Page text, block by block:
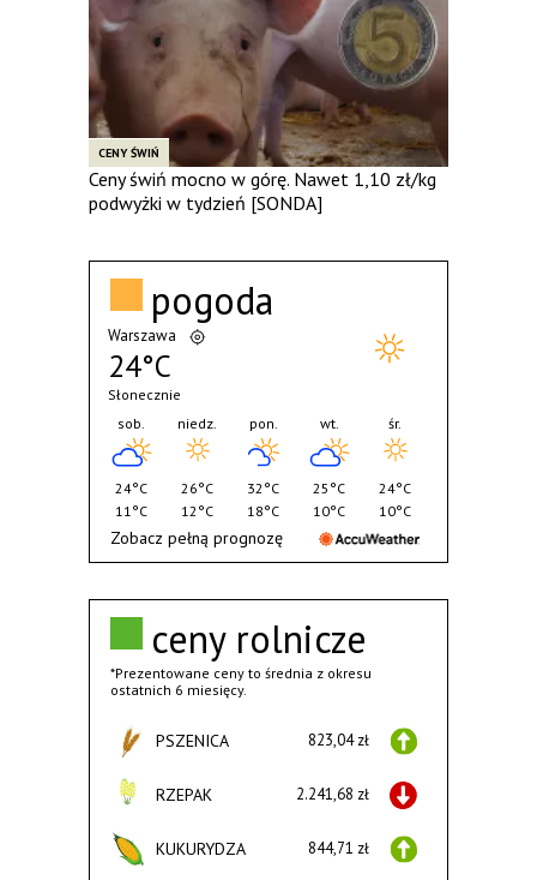
CENY ŚWIŃ
Ceny świń mocno w górę. Nawet 1,10 zł/kg
podwyżki w tydzień [SONDA]
ceny rolnicze
*Prezentowane ceny to średnia z okresu
ostatnich 6 miesięcy.
PSZENICA 823,04 zł
RZEPAK 2.241,68 zł
KUKURYDZA 844,71 zł
pogoda
Warszawa
24°C
Słonecznie
sob.
24°C
11°C
niedz.
26°C
12°C
pon.
32°C
18°C
wt.
25°C
10°C
śr.
24°C
10°C
Zobacz pełną prognozę